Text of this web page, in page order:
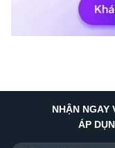
NHẬN NGAY
ÁP